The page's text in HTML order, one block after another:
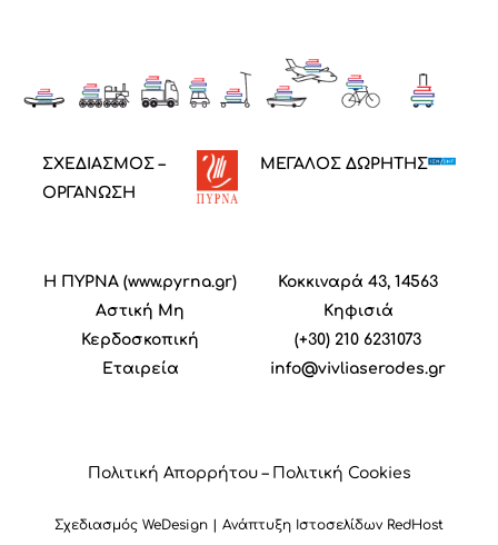
Η ΠΥΡΝΑ (www.pyrna.gr)
Αστική Mη
Κερδοσκοπική
Εταιρεία
Κοκκιναρά 43, 14563
Κηφισιά
(+30) 210 6231073
info@vivliaserodes.gr
ΣΧΕΔΙΑΣΜΟΣ –
ΟΡΓΑΝΩΣΗ
ΜΕΓΑΛΟΣ ΔΩΡΗΤΗΣ
Πολιτική Απορρήτου– Πολιτική Cookies
Σχεδιασμός WeDesign | Ανάπτυξη Ιστοσελίδων RedHost